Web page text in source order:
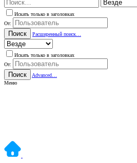
Искать только в заголовках
От:
Поиск Расширенный поиск…
Искать только в заголовках
От:
Поиск
Advanced…
Меню